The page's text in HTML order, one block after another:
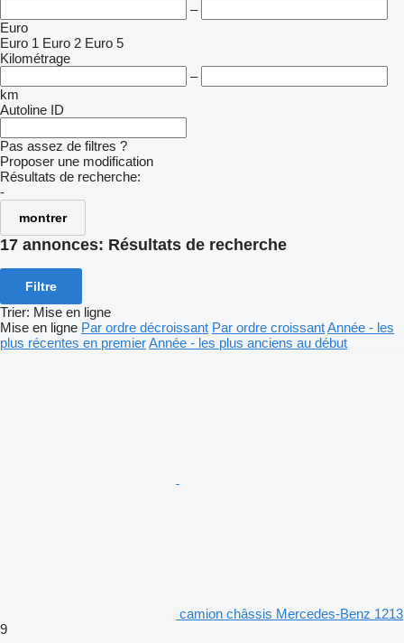
–
Euro
Euro 1 Euro 2 Euro 5
Kilométrage
–
km
Autoline ID
Pas assez de filtres ?
Proposer une modification
Résultats de recherche:
-
montrer
17 annonces: Résultats de recherche
Filtre
Trier: Mise en ligne
Mise en ligne Par ordre décroissant Par ordre croissantAnnée - les
plus récentes en premierAnnée - les plus anciens au début
camion châssis Mercedes-Benz 1213
9